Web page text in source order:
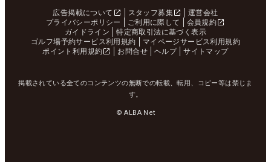
広告掲載について スタッフ募集
運営会社
プライバシーポリシー
ご利用に際して
会員規約
ガイドライン
特定商取引法に基づく表示
ゴルフ場予約サービス利用規約
マイページサービス利用規約
ポイント利用規約
お問合せ ヘルプ サイトマップ
掲載されている全てのコンテンツの無断での転載、転用、コピー等は禁じま
す。
© ALBA Net